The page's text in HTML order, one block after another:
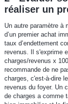
réaliser un
Un autre paramètre à
d’un premier achat
taux d’endettement
revenus. Il s'exprime
charges/revenus x
recommande de ne
charges, c'est-à-dire
revenus du foyer. Un
de charges a comme